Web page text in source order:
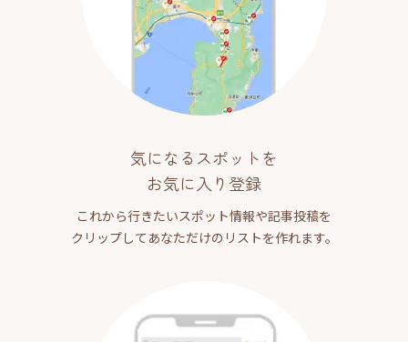
気になるスポットを
お気に入り登録
これから行きたいスポット情報や記事投稿を
クリップしてあなただけのリストを作れます。